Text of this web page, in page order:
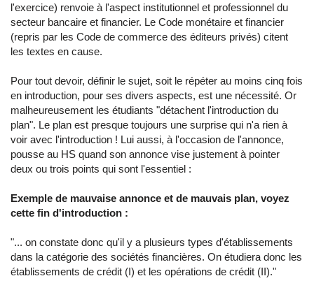
l'exercice) renvoie à l'aspect institutionnel et professionnel du
secteur bancaire et financier. Le Code monétaire et financier
(repris par les Code de commerce des éditeurs privés) citent
les textes en cause.
Pour tout devoir, définir le sujet, soit le répéter au moins cinq fois
en introduction, pour ses divers aspects, est une nécessité. Or
malheureusement les étudiants "détachent l'introduction du
plan". Le plan est presque toujours une surprise qui n'a rien à
voir avec l'introduction ! Lui aussi, à l'occasion de l'annonce,
pousse au HS quand son annonce vise justement à pointer
deux ou trois points qui sont l'essentiel :
Exemple de mauvaise annonce et de mauvais plan, voyez
cette fin d'introduction :
"... on constate donc qu'il y a plusieurs types d'établissements
dans la catégorie des sociétés financières. On étudiera donc les
établissements de crédit (I) et les opérations de crédit (II)."